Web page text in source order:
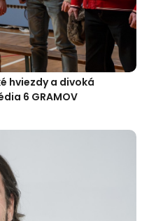
hviezdy a divoká
6 GRAMOV